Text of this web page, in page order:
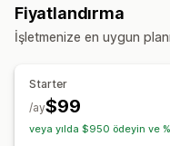
Çoklu dil Geri arama
Hızlı yanıtlar
Özelleştirme
Fiyatlandırma
İşletmenize en uygun
Starter
$99
/ay
veya yılda $950 ödeyin ve